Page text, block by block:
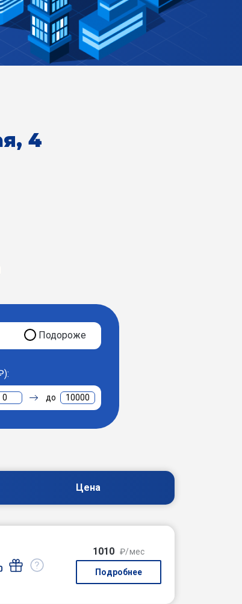
4
Подороже
0 10000
Цена
1010 ₽/мес
Подробнее